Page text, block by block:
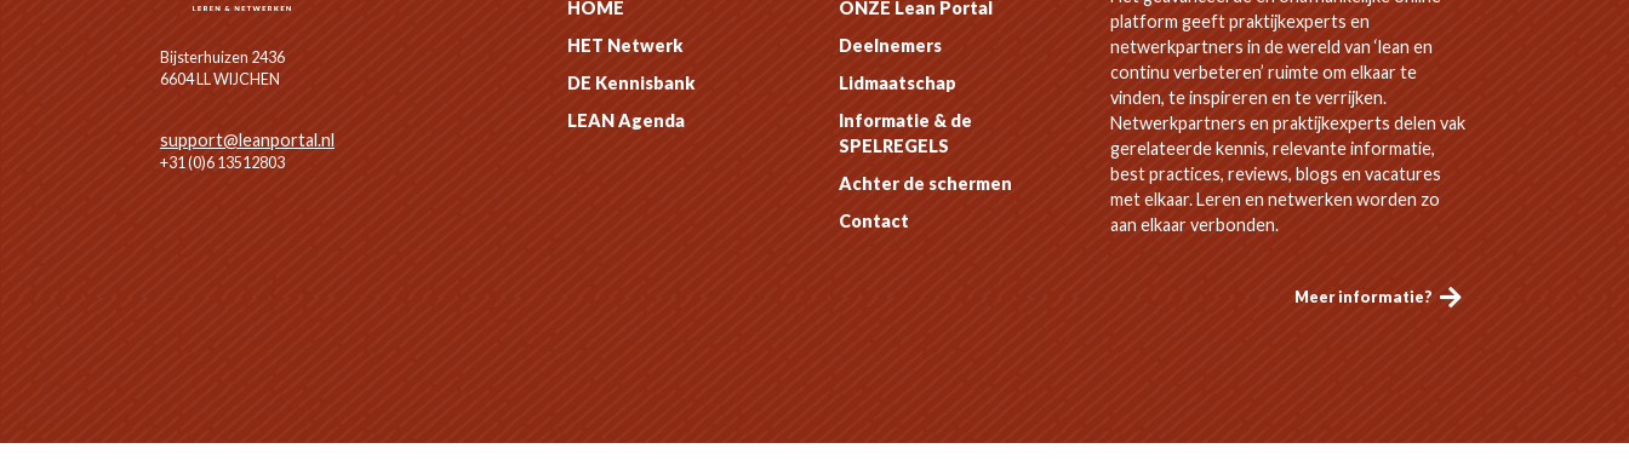
Bijsterhuizen 2436
6604 LL WIJCHEN
support@leanportal.nl
+31 (0)6 13512803
HOME
HET Netwerk
DE Kennisbank
LEAN Agenda
ONZE Lean Portal
Deelnemers
Lidmaatschap
Informatie & de
SPELREGELS
Achter de schermen
Contact
platform geeft praktijkexperts en
netwerkpartners in de wereld van ‘lean en
continu verbeteren’ ruimte om elkaar te
vinden, te inspireren en te verrijken.
Netwerkpartners en praktijkexperts delen vak
gerelateerde kennis, relevante informatie,
best practices, reviews, blogs en vacatures
met elkaar. Leren en netwerken worden zo
aan elkaar verbonden.
Meer informatie?